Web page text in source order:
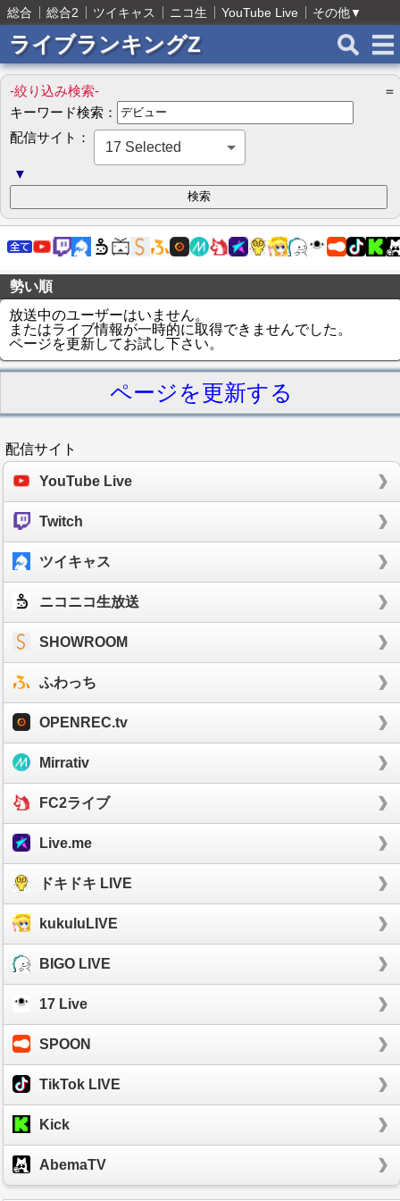
総合 総合2 ツイキャス ニコ生 YouTube Live その他▼
ライブランキングZ
-絞り込み検索-
＝
キーワード検索：
配信サイト：
17 Selected
▼
勢い順
放送中のユーザーはいません。
またはライブ情報が一時的に取得できませんでした。
ページを更新してお試し下さい。
ページを更新する
配信サイト
YouTube Live
Twitch
ツイキャス
ニコニコ生放送
SHOWROOM
ふわっち
OPENREC.tv
Mirrativ
FC2ライブ
Live.me
ドキドキ LIVE
kukuluLIVE
BIGO LIVE
17 Live
SPOON
TikTok LIVE
Kick
AbemaTV